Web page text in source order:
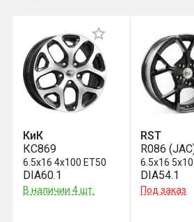
Оставить отзыв
КиК
КС869
6.5x16 4x100 ET50
DIA60.1
В наличии 4 шт.
RST
R086
6.5x16
DIA54.1
Под заказ